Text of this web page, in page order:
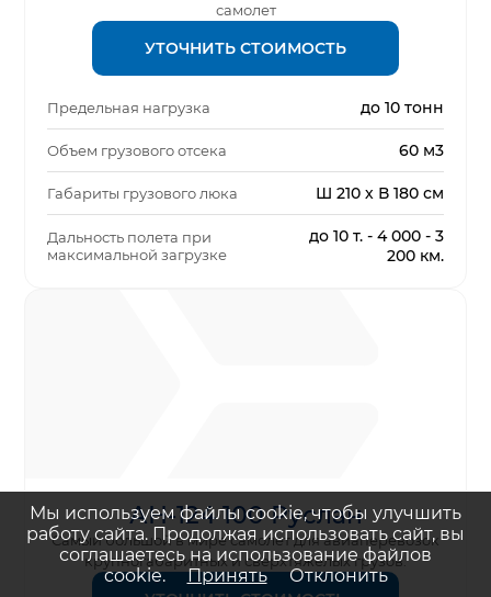
самолет
УТОЧНИТЬ СТОИМОСТЬ
Предельная нагрузка до 10 тонн
Объем грузового отсека 60 м3
Габариты грузового люка Ш 210 х В 180 см
Дальность полета при
максимальной загрузке
до 10 т. - 4 000 - 3
200 км.
АН-124 100 Руслан
Самый большой в мире самолет для авиаперевозок
крупногабаритных и сверхтяжёлых грузов.
Мы используем файлы cookie, чтобы улучшить
работу сайта. Продолжая использовать сайт, вы
соглашаетесь на использование файлов
cookie.
Принять Отклонить